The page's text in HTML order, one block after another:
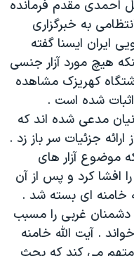
احمدی مقدم فرمانده
به خبرگزاری
ايران ايسنا گفته
هيچ مورد آزار جنسی
کهريزک مشاهده
شده است .
مدعی شده اند که
ارائه جزئيات سر باز زد .
موضوع آزار های
افشا کرد و پس از آن
خامنه ای بسته شد .
دشمنان غربی را مسبب
. آيت الله خامنه